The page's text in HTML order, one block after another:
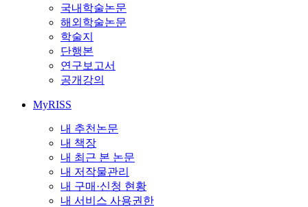
국내학술논문
해외학술논문
학술지
단행본
연구보고서
공개강의
MyRISS
내 추천논문
내 책장
내 최근 본 논문
내 저작물관리
내 구매·신청 현황
내 서비스 사용권한